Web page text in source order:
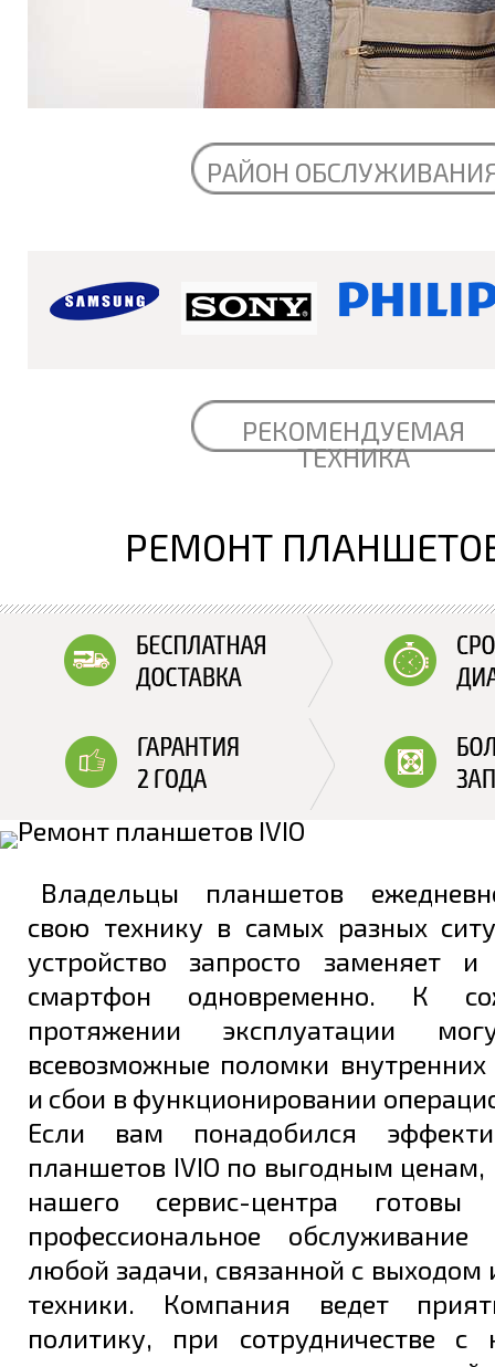
РАЙОН
РЕКОМЕНДУЕМАЯ
ТЕХНИКА
РЕМОНТ
Владельцы планшетов
свою технику в самых разных
устройство запросто заменяет
смартфон одновременно. К
протяжении эксплуатации
всевозможные поломки
и сбои в функционировании
Если вам понадобился
планшетов IVIO по выгодным ценам,
нашего сервис-центра готовы
профессиональное
любой задачи, связанной с выходом
техники. Компания ведет
политику, при сотрудничестве с
Задать вопрос